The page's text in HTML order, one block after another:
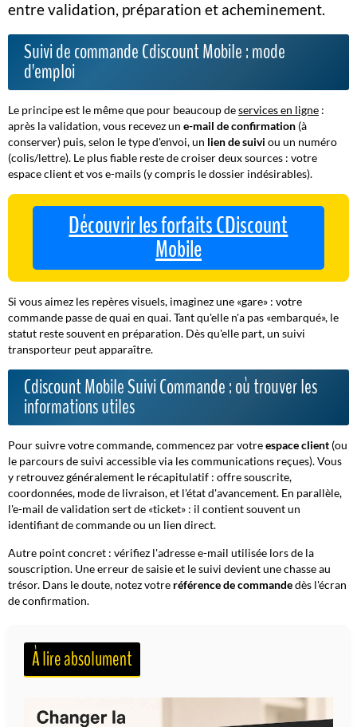
entre validation, préparation et acheminement.
Suivi de commande Cdiscount Mobile : mode
d'emploi
Le principe est le même que pour beaucoup deservices en ligne :
après la validation, vous recevez un e-mail de confirmation (à
conserver) puis, selon le type d'envoi, un lien de suivi ou un numéro
(colis/lettre). Le plus fiable reste de croiser deux sources : votre
espace client et vos e-mails (y compris le dossier indésirables).
Découvrir les forfaits CDiscount
Mobile
Si vous aimez les repères visuels, imaginez une «gare» : votre
commande passe de quai en quai. Tant qu'elle n'a pas «embarqué», le
statut reste souvent en préparation. Dès qu'elle part, un suivi
transporteur peut apparaître.
Cdiscount Mobile Suivi Commande : où trouver les
informations utiles
Pour suivre votre commande, commencez par votreespace client (ou
le parcours de suivi accessible via les communications reçues). Vous
y retrouvez généralement le récapitulatif : offre souscrite,
coordonnées, mode de livraison, et l'état d'avancement. En parallèle,
l'e-mail de validation sert de «ticket» : il contient souvent un
identifiant de commande ou un lien direct.
Autre point concret : vérifiez l'adresse e-mail utilisée lors de la
souscription. Une erreur de saisie et le suivi devient une chasse au
trésor. Dans le doute, notez votre référence de commandedès l'écran
de confirmation.
À lire absolument